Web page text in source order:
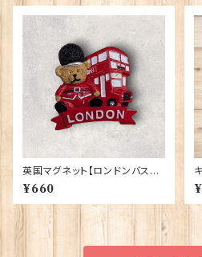
英国マグネット【ロンドンバスベ
ア】A&S Gifts 90030
¥660